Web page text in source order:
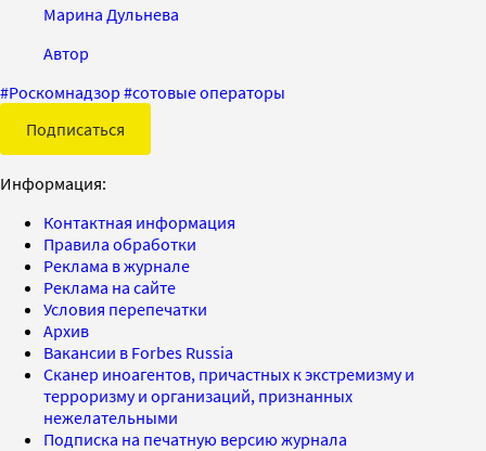
Марина Дульнева
Автор
#Роскомнадзор #сотовые операторы
Подписаться
Информация:
Контактная информация
Правила обработки
Реклама в журнале
Реклама на сайте
Условия перепечатки
Архив
Вакансии в Forbes Russia
Сканер иноагентов, причастных к экстремизму и
терроризму и организаций, признанных
нежелательными
Подписка на печатную версию журнала